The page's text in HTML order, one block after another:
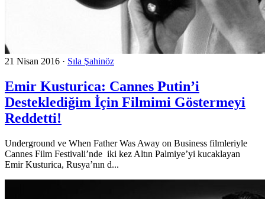
21 Nisan 2016 · Sıla Şahinöz
Emir Kusturica: Cannes Putin’i
Desteklediğim İçin Filmimi Göstermeyi
Reddetti!
Underground ve When Father Was Away on Business filmleriyle
Cannes Film Festivali’nde iki kez Altın Palmiye’yi kucaklayan
Emir Kusturica, Rusya’nın d...